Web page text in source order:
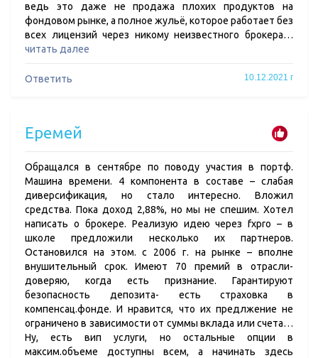
ведь это даже не продажа плохих продуктов на
фондовом рынке, а полное жульё, которое работает без
всех лицензий через никому неизвестного брокера…
читать далее
Ответить 10.12.2021 г
Еремей
Обращался в сентябре по поводу участия в портф.
Машина времени. 4 компонента в составе – слабая
диверсификация, но стало интересно. Вложил
средства. Пока доход 2,88%, но мы не спешим. Хотел
написать о брокере. Реализую идею через fxpro – в
школе предложили несколько их партнеров.
Остановился на этом. с 2006 г. на рынке – вполне
внушительный срок. Имеют 70 премий в отрасли-
доверяю, когда есть признание. Гарантируют
безопасность депозита- есть страховка в
компенсац.фонде. И нравится, что их предлжение не
ограничено в зависимости от суммы вклада или счета…
Ну, есть вип услуги, но остальные опции в
максим.объеме доступны всем, а начинать здесь